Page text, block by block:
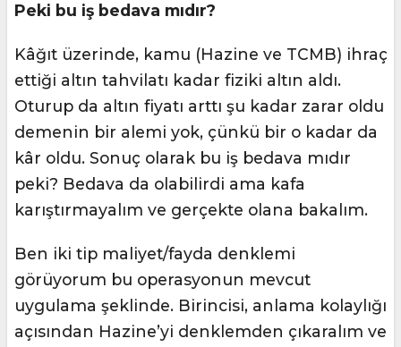
Peki bu iş bedava mıdır?
Kâğıt üzerinde, kamu (Hazine ve TCMB) ihraç
ettiği altın tahvilatı kadar fiziki altın aldı.
Oturup da altın fiyatı arttı şu kadar zarar oldu
demenin bir alemi yok, çünkü bir o kadar da
kâr oldu. Sonuç olarak bu iş bedava mıdır
peki? Bedava da olabilirdi ama kafa
karıştırmayalım ve gerçekte olana bakalım.
Ben iki tip maliyet/fayda denklemi
görüyorum bu operasyonun mevcut
uygulama şeklinde. Birincisi, anlama kolaylığı
açısından Hazine’yi denklemden çıkaralım ve